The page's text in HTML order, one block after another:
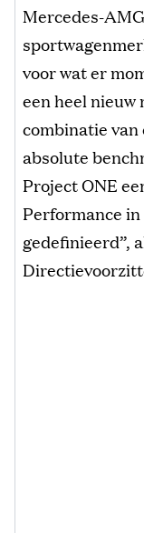
Mercedes-
voor wat er
een heel nieuw
combinatie
absolute
Project ONE
Performance
gedefinieerd”,